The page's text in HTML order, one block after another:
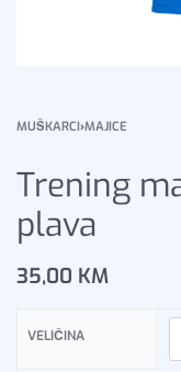
MUŠKARCI›MAJICE
Trening
plava
35,00 KM
VELIČINA